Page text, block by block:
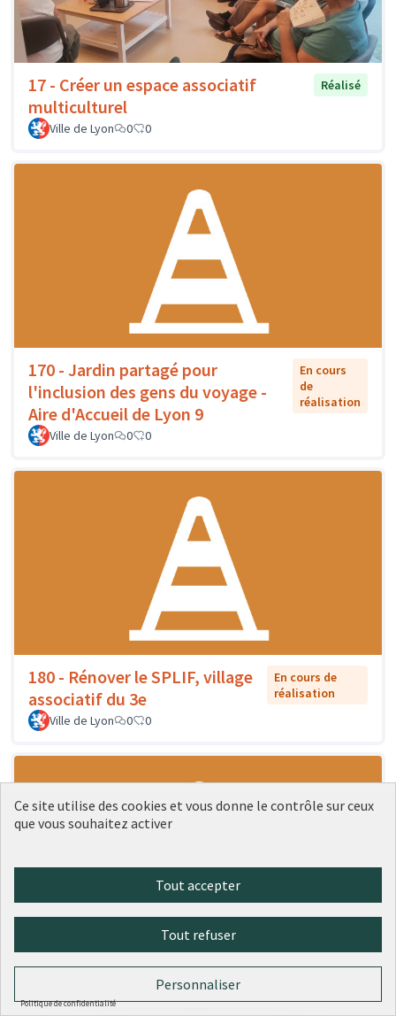
17 - Créer un espace associatif
multiculturel
Réalisé
Ville de Lyon 0 0
170 - Jardin partagé pour
l'inclusion des gens du voyage -
Aire d'Accueil de Lyon 9
En cours
de
réalisation
Ville de Lyon 0 0
180 - Rénover le SPLIF, village
associatif du 3e
En cours de
réalisation
Ville de Lyon
0 0
181 - Rénovation du pavillon sud
de la place des Pavillons
Ville de Lyon
0 0
Ce site utilise des cookies et vous donne le contrôle sur ceux
que vous souhaitez activer
Tout accepter
Tout refuser
Personnaliser
Politique de confidentialité